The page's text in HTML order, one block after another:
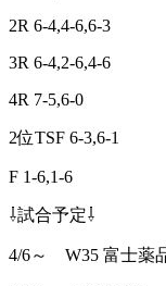
2R 6-4,4-6,6-3
3R 6-4,2-6,4-6
4R 7-5,6-0
2位TSF 6-3,6-1
F 1-6,1-6
⇩試合予定⇩
4/6～ W35 富士薬